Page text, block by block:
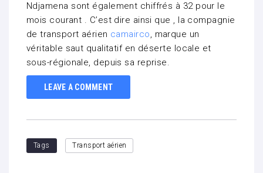
Ndjamena sont également chiffrés à 32 pour le
mois courant . C’est dire ainsi que , la compagnie
de transport aérien camairco, marque un
véritable saut qualitatif en déserte locale et
sous-régionale, depuis sa reprise.
LEAVE A COMMENT
Tags Transport aérien